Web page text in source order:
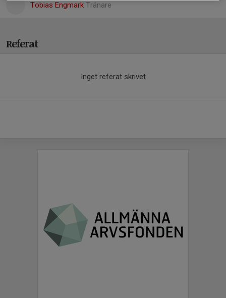
Tobias Engmark Tränare
Referat
Inget referat skrivet